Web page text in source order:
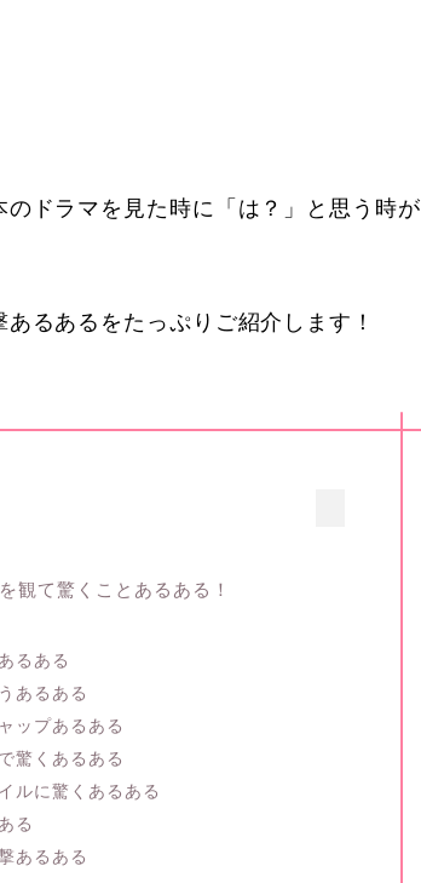
ドラマを見た時に「は？」と思う時が
るあるをたっぷりご紹介します！
観て驚くことあるある！
るある
あるある
ップあるある
驚くあるある
ルに驚くあるある
る
あるある